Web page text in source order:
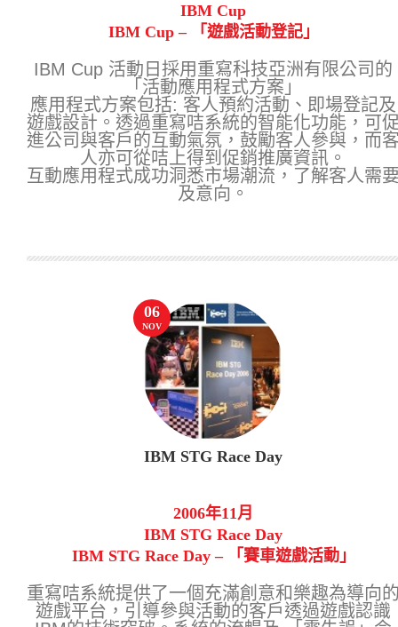
IBM Cup
IBM Cup – 「遊戲活動登記」
IBM Cup 活動日採用重寫科技亞洲有限公司的
「活動應用程式方案」
應用程式方案包括: 客人預約活動、即場登記及
遊戲設計。透過重寫咭系統的智能化功能，可
進公司與客戶的互動氣氛，鼓勵客人參與，而
人亦可從咭上得到促銷推廣資訊。
互動應用程式成功洞悉市場潮流，了解客人需
及意向。
06
NOV
IBM STG Race Day
2006年11月
IBM STG Race Day
IBM STG Race Day – 「賽車遊戲活動」
重寫咭系統提供了一個充滿創意和樂趣為導向
遊戲平台，引導參與活動的客戶透過遊戲認識